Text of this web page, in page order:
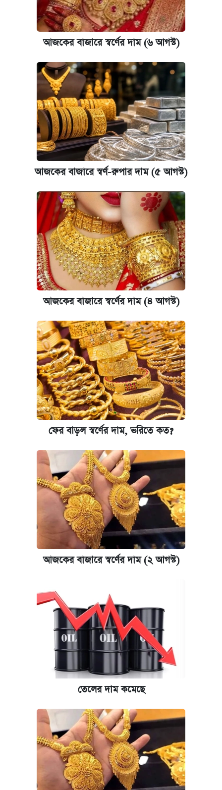
বিরুদ্ধে ব্যবস্থা
আজকের বাজারে স্বর্ণের দাম (৬ আগস্ট)
কেমব্রিজ বিশ্ববিদ্যালয়ের এমবিএ স্কলারশিপে
আবেদন শুরু
আজকের বাজারে স্বর্ণের দাম (৬ আগস্ট)
আজকের বাজারে স্বর্ণ-রুপার দাম (৫ আগস্ট)
আজকের বাজারে স্বর্ণের দাম (৪ আগস্ট)
ফের বাড়ল স্বর্ণের দাম, ভরিতে কত?
আজকের বাজারে স্বর্ণের দাম (২ আগস্ট)
তেলের দাম কমেছে